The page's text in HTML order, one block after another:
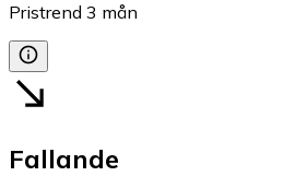
Pristrend 3 mån
Fallande